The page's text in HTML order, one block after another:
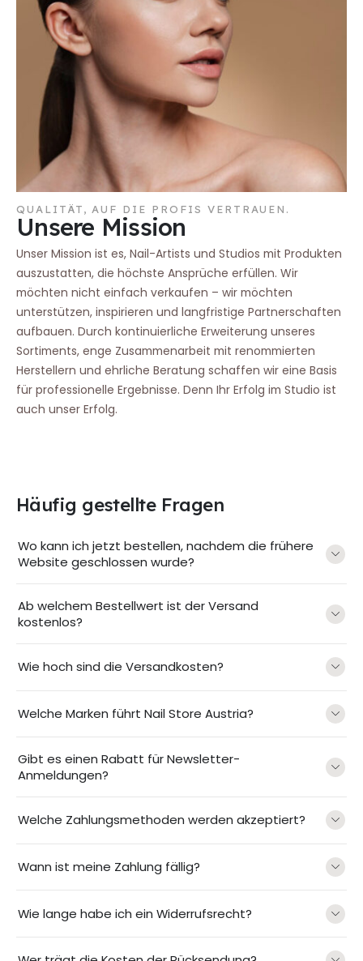
QUALITÄT, AUF DIE PROFIS VERTRAUEN.
Unsere Mission
Unser Mission ist es, Nail-Artists und Studios mit Produkten
auszustatten, die höchste Ansprüche erfüllen. Wir
möchten nicht einfach verkaufen – wir möchten
unterstützen, inspirieren und langfristige Partnerschaften
aufbauen. Durch kontinuierliche Erweiterung unseres
Sortiments, enge Zusammenarbeit mit renommierten
Herstellern und ehrliche Beratung schaffen wir eine Basis
für professionelle Ergebnisse. Denn Ihr Erfolg im Studio ist
auch unser Erfolg.
Häufig gestellte Fragen
Wo kann ich jetzt bestellen, nachdem die frühere
Website geschlossen wurde?
Ab welchem Bestellwert ist der Versand
kostenlos?
Wie hoch sind die Versandkosten?
Welche Marken führt Nail Store Austria?
Gibt es einen Rabatt für Newsletter-
Anmeldungen?
Welche Zahlungsmethoden werden akzeptiert?
Wann ist meine Zahlung fällig?
Wie lange habe ich ein Widerrufsrecht?